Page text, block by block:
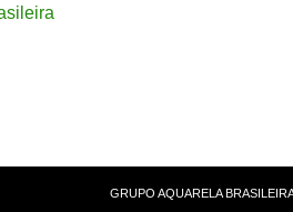
GRUPO AQUARELA